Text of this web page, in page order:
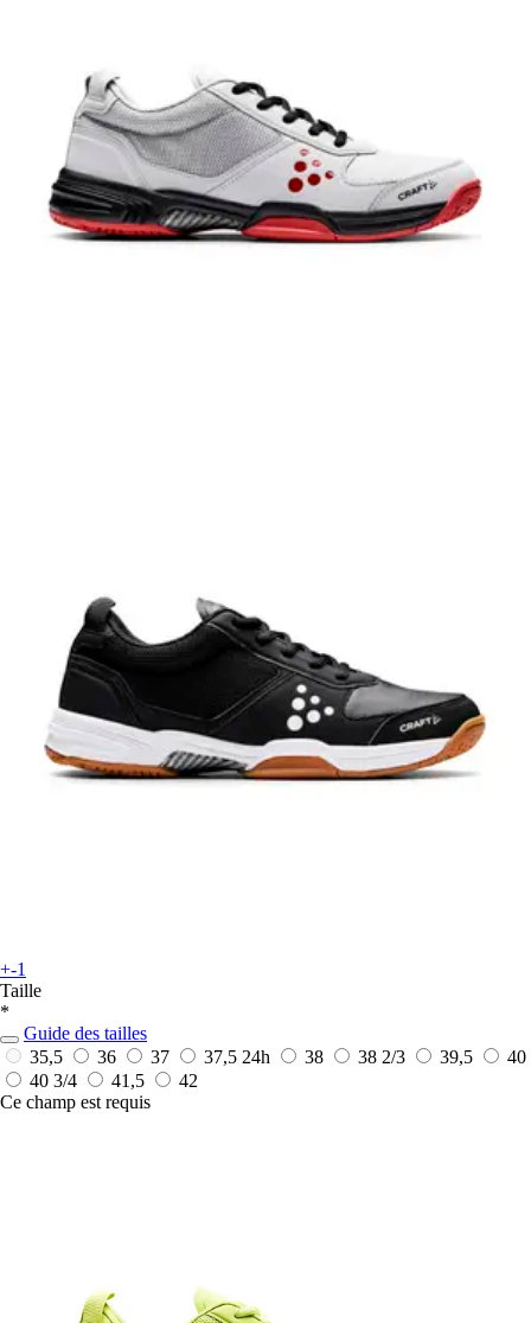
+-1
Taille
*
Guide des tailles
35,5
36 37 37,5 24h 38 38 2/3 39,5
40
40 3/4
41,5
42
Ce champ est requis